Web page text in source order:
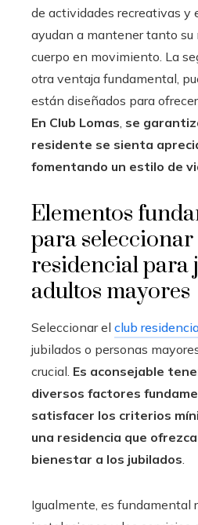
de actividades recreativas y
ayudan a mantener tanto su
cuerpo en movimiento. La
otra ventaja fundamental,
están diseñados para
En Club Lomas, se
residente se sienta
fomentando un estilo de
Elementos
para
residencial para
adultos mayores
Seleccionar el club
jubilados o personas
crucial. Es aconsejable
diversos factores
satisfacer los criterios
una residencia que
bienestar a los jubilados.
Igualmente, es fundamental